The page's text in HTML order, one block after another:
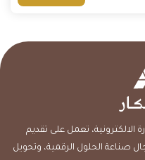
الالكترونية، تعمل على تقديم
صناعة الحلول الرقمية، وتحويل